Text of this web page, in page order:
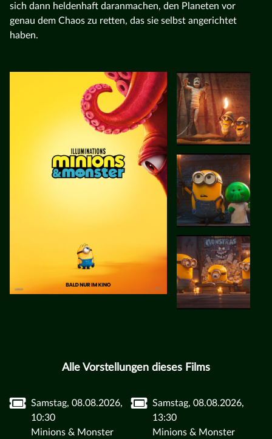
sich dann heldenhaft daranmachen, den Planeten vor
genau dem Chaos zu retten, das sie selbst angerichtet
haben.
Alle Vorstellungen dieses Films
Samstag, 08.08.2026,
10:30
Minions & Monster
Samstag, 08.08.2026,
13:30
Minions & Monster